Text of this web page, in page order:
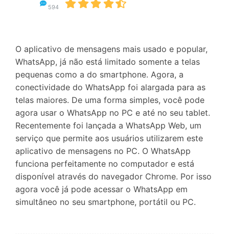
Proteção do celular
594
O aplicativo de mensagens mais usado e popular,
WhatsApp, já não está limitado somente a telas
pequenas como a do smartphone. Agora, a
conectividade do WhatsApp foi alargada para as
telas maiores. De uma forma simples, você pode
agora usar o WhatsApp no PC e até no seu tablet.
Recentemente foi lançada a WhatsApp Web, um
serviço que permite aos usuários utilizarem este
aplicativo de mensagens no PC. O WhatsApp
funciona perfeitamente no computador e está
disponível através do navegador Chrome. Por isso
agora você já pode acessar o WhatsApp em
simultâneo no seu smartphone, portátil ou PC.